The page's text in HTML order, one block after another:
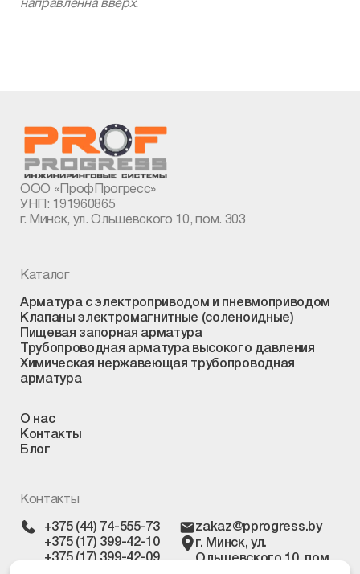
направленна вверх.
ООО «ПрофПрогресс»
УНП: 191960865
г. Минск, ул. Ольшевского 10, пом. 303
Каталог
Арматура с электроприводом и пневмоприводом
Клапаны электромагнитные (соленоидные)
Пищевая запорная арматура
Трубопроводная арматура высокого давления
Химическая нержавеющая трубопроводная
арматура
О нас
Контакты
Блог
Контакты
+375 (44) 74-555-73
+375 (17) 399-42-10
+375 (17) 399-42-09
zakaz@pprogress.by
г. Минск, ул.
Ольшевского 10, пом.